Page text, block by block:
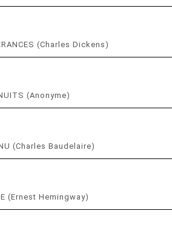
(Charles Dickens)
(Anonyme)
(Charles Baudelaire)
(Ernest Hemingway)